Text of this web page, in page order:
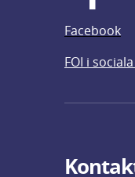
Facebook
FOI i